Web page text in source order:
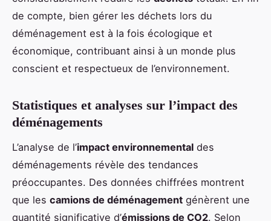
de compte, bien gérer les déchets lors du
déménagement est à la fois écologique et
économique, contribuant ainsi à un monde plus
conscient et respectueux de l’environnement.
Statistiques et analyses sur l’impact des
déménagements
L’analyse de l’impact environnemental des
déménagements révèle des tendances
préoccupantes. Des données chiffrées montrent
que les camions de déménagement génèrent une
quantité significative d’émissions de CO2. Selon